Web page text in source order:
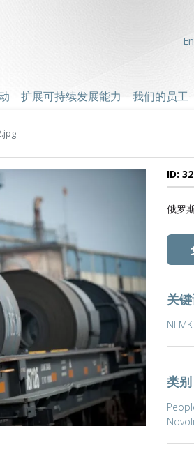
扩展可持续发展能力 我们的员工
ID:
俄罗
关
类别